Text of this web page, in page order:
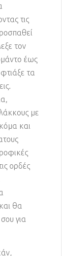
τις
τον
έως
τα
με
και
ορδές
θα
για